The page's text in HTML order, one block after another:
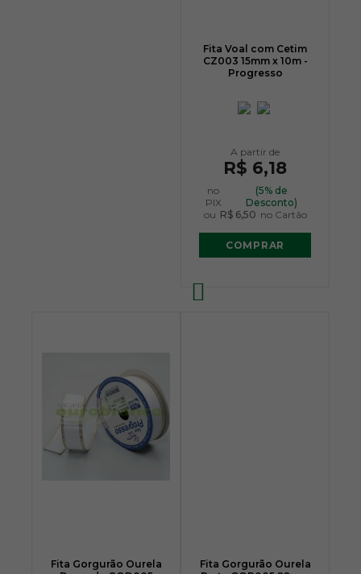
Fita Voal com Cetim
CZ003 15mm x 10m -
Progresso
R$ 6,18
no
PIX
(5% de
Desconto)
ou R$ 6,50 no Cartão
COMPRAR
Fita Gorgurão Ourela
Fita Gorgurão Ourela